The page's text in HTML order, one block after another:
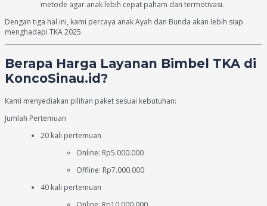
metode agar anak lebih cepat paham dan termotivasi.
Dengan tiga hal ini, kami percaya anak Ayah dan Bunda akan lebih siap
menghadapi TKA 2025.
Berapa Harga Layanan Bimbel TKA di
KoncoSinau.id?
Kami menyediakan pilihan paket sesuai kebutuhan:
Jumlah Pertemuan
20 kali pertemuan
Online: Rp5.000.000
Offline: Rp7.000.000
40 kali pertemuan